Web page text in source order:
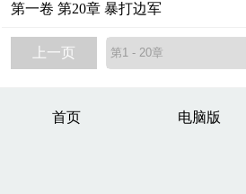
第一卷 第20章 暴打边军
上一页
首页 电脑版